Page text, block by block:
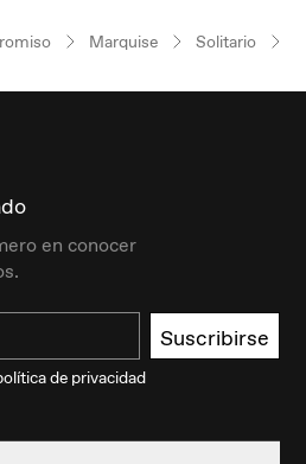
Marquise Solitario
en conocer
Suscribirse
de privacidad